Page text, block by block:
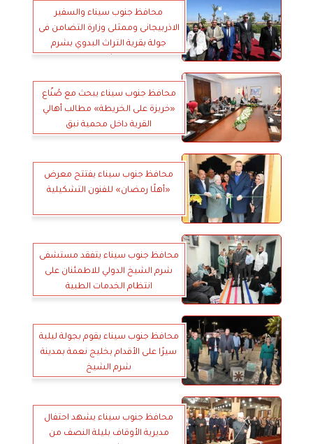
محافظ جنوب سيناء والسفير
الاذربيجانى وممثلى وزارة التضامن فى
جولة بقرية التراث البدوي بشرم
محافظ جنوب سيناء يبحث مع صُنّاع
«خريزة على الخريطة» مطالب أهالي
القرية داخل محمية نبق
محافظ جنوب سيناء يفتتح معرض
«أهلًا رمضان» للفنون التشكيلية
محافظ جنوب سيناء يتفقد مستشفى
شرم الشيخ الدولي للاطمئنان على
انتظام الخدمات الطبية
محافظ جنوب سيناء يقوم بجولة ليلية
سيرًا على الأقدام بخليج نعمة بمدينة
شرم الشيخ
محافظ جنوب سيناء يشهد احتفال
مديرية الأوقاف بليلة النصف من